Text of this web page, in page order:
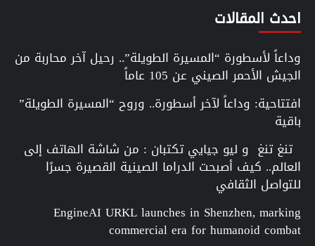
احدث المقالات
وداعاً لأسطورة “المسيرة الطويلة”.. رحيل آخر محاربة من
الجيش الأحمر الصيني عن 105 عاماً
افتتاحية: وداعاً لآخر أسطورة.. وروح “المسيرة الطويلة”
باقية
تنغ تنغ و ليو جيايي تكتبان : من شاشة الهاتف إلى
العالم.. كيف أصبحت الدراما الصينية القصيرة جسرًا
للتواصل الثقافي
EngineAI URKL launches in Shenzhen, marking
commercial era for humanoid combat